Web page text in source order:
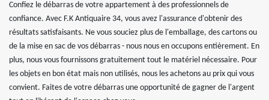
Confiez le débarras de votre appartement à des professionnels de
confiance. Avec F.K Antiquaire 34, vous avez l'assurance d'obtenir des
résultats satisfaisants. Ne vous souciez plus de l'emballage, des cartons ou
de la mise en sac de vos débarras - nous nous en occupons entièrement. En
plus, nous vous fournissons gratuitement tout le matériel nécessaire. Pour
les objets en bon état mais non utilisés, nous les achetons au prix qui vous
convient. Faites de votre débarras une opportunité de gagner de l'argent